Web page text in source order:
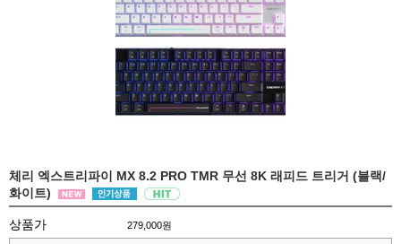
체리 엑스트리파이 MX 8.2 PRO TMR 무선 8K 래피드 트리거 (블랙/
화이트)
상품가 279,000원